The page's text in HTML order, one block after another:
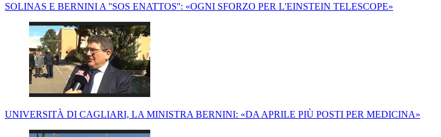
SOLINAS E BERNINI A ''SOS ENATTOS'': «OGNI SFORZO PER L'EINSTEIN TELESCOPE»
UNIVERSITÀ DI CAGLIARI, LA MINISTRA BERNINI: «DA APRILE PIÙ POSTI PER MEDICINA»